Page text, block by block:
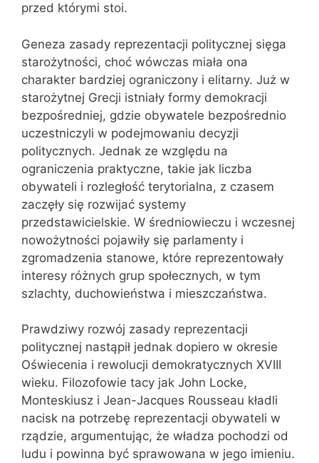
przed którymi stoi.
Geneza zasady reprezentacji politycznej sięga
starożytności, choć wówczas miała ona
charakter bardziej ograniczony i elitarny. Już w
starożytnej Grecji istniały formy demokracji
bezpośredniej, gdzie obywatele bezpośrednio
uczestniczyli w podejmowaniu decyzji
politycznych. Jednak ze względu na
ograniczenia praktyczne, takie jak liczba
obywateli i rozległość terytorialna, z czasem
zaczęły się rozwijać systemy
przedstawicielskie. W średniowieczu i wczesnej
nowożytności pojawiły się parlamenty i
zgromadzenia stanowe, które reprezentowały
interesy różnych grup społecznych, w tym
szlachty, duchowieństwa i mieszczaństwa.
Prawdziwy rozwój zasady reprezentacji
politycznej nastąpił jednak dopiero w okresie
Oświecenia i rewolucji demokratycznych XVIII
wieku. Filozofowie tacy jak John Locke,
Monteskiusz i Jean-Jacques Rousseau kładli
nacisk na potrzebę reprezentacji obywateli w
rządzie, argumentując, że władza pochodzi od
ludu i powinna być sprawowana w jego imieniu.